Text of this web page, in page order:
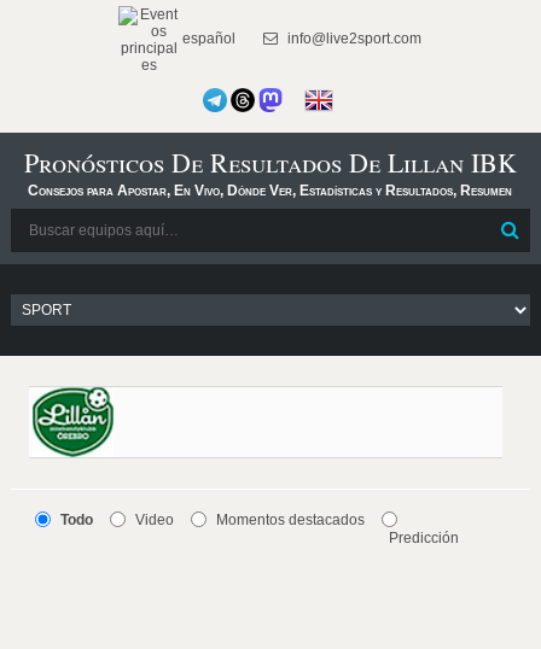
español info@live2sport.com
Pronósticos De Resultados De Lillan IBK
Consejos para Apostar, En Vivo, Dónde Ver, Estadísticas y Resultados, Resumen
Todo Video
Momentos destacados
Predicción